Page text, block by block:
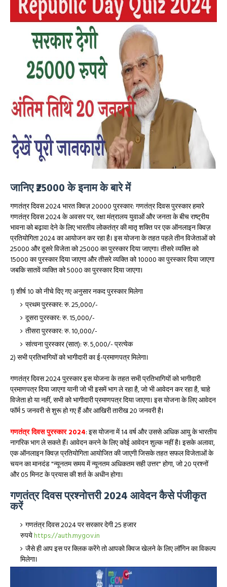
जानिए ₹25000 के इनाम के बारे में
गणतंत्र दिवस 2024 भारत क्विज़ 20000 पुरस्कार: गणतंत्र दिवस पुरस्कार हमारे
गणतंत्र दिवस 2024 के अवसर पर, रक्षा मंत्रालय युवाओं और जनता के बीच राष्ट्रीय
भावना को बढ़ावा देने के लिए भारतीय लोकतंत्र की मातृ शक्ति पर एक ऑनलाइन क्विज़
प्रतियोगिता 2024 का आयोजन कर रहा है। इस योजना के तहत पहले तीन विजेताओं को
₹25000 और दूसरे विजेता को ₹25000 का पुरस्कार दिया जाएगा। तीसरे व्यक्ति को
₹15000 का पुरस्कार दिया जाएगा और तीसरे व्यक्ति को ₹10000 का पुरस्कार दिया जाएगा
जबकि सातवें व्यक्ति को ₹5000 का पुरस्कार दिया जाएगा।
1) शीर्ष 10 को नीचे दिए गए अनुसार नकद पुरस्कार मिलेगा
प्रथम पुरस्कार: रु. 25,000/-
दूसरा पुरस्कार: रु. 15,000/-
तीसरा पुरस्कार: रु. 10,000/-
सांत्वना पुरस्कार (सात): रु. 5,000/- प्रत्येक
2) सभी प्रतिभागियों को भागीदारी का ई-प्रमाणपत्र मिलेगा।
गणतंत्र दिवस 2024 पुरस्कार इस योजना के तहत सभी प्रतिभागियों को भागीदारी
प्रमाणपत्र दिया जाएगा यानी जो भी इसमें भाग ले रहा है, जो भी आवेदन कर रहा है, चाहे
विजेता हो या नहीं, सभी को भागीदारी प्रमाणपत्र दिया जाएगा। इस योजना के लिए आवेदन
फॉर्म 5 जनवरी से शुरू हो गए हैं और आखिरी तारीख 20 जनवरी है।
गणतंत्र दिवस पुरस्कार 2024: इस योजना में 14 वर्ष और उससे अधिक आयु के भारतीय
नागरिक भाग ले सकते हैं। आवेदन करने के लिए कोई आवेदन शुल्क नहीं है। इसके अलावा,
एक ऑनलाइन क्विज़ प्रतियोगिता आयोजित की जाएगी जिसके तहत सफल विजेताओं के
चयन का मानदंड "न्यूनतम समय में न्यूनतम अधिकतम सही उत्तर" होगा, जो 20 प्रश्नों
और 05 मिनट के प्रयास की शर्त के अधीन होगा।
गणतंत्र दिवस प्रश्नोत्तरी 2024 आवेदन कैसे पंजीकृत
करें
गणतंत्र दिवस 2024 पर सरकार देगी 25 हजार
रुपयेhttps://auth.mygov.in
जैसे ही आप इस पर क्लिक करेंगे तो आपको क्विज खेलने के लिए लॉगिन का विकल्प
मिलेगा।